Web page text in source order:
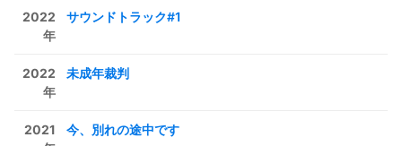
2022
年
サウンドトラック#1
2022
年
未成年裁判
2021
今、別れの途中です